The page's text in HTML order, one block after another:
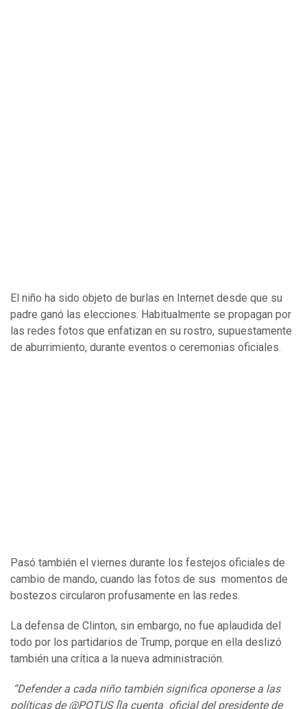
El niño ha sido objeto de burlas en Internet desde que su
padre ganó las elecciones. Habitualmente se propagan por
las redes fotos que enfatizan en su rostro, supuestamente
de aburrimiento, durante eventos o ceremonias oficiales.
Pasó también el viernes durante los festejos oficiales de
cambio de mando, cuando las fotos de sus momentos de
bostezos circularon profusamente en las redes.
La defensa de Clinton, sin embargo, no fue aplaudida del
todo por los partidarios de Trump, porque en ella deslizó
también una crítica a la nueva administración.
“Defender a cada niño también significa oponerse a las
políticas de @POTUS [la cuenta oficial del presidente de